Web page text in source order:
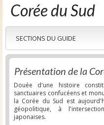
Corée du Sud
SECTIONS DU GUIDE
Présentation de la
Douée d'une histoire
sanctuaires confucéens et
la Corée du Sud est
géopolitique, à
japonaises.